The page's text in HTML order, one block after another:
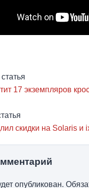
17 экземпляров
скидки на Solaris и
опубликован.